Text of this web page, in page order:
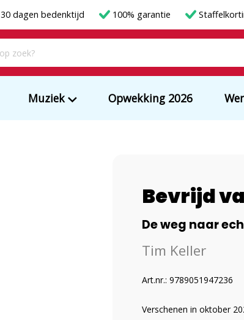
30 dagen bedenktijd 100% garantie
Muziek Opwekking 2026
Bevrijd
De weg naar
Tim Keller
Art.nr.: 9789051947236
Verschenen in oktober